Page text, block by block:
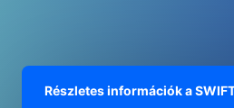
Részletes információk a